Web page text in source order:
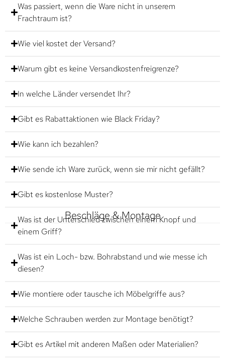
Was passiert, wenn die Ware nicht in unserem
Frachtraum ist?
Wie viel kostet der Versand?
Warum gibt es keine Versandkostenfreigrenze?
In welche Länder versendet Ihr?
Gibt es Rabattaktionen wie Black Friday?
Wie kann ich bezahlen?
Wie sende ich Ware zurück, wenn sie mir nicht gefällt?
Gibt es kostenlose Muster?
Beschläge & Montage
Was ist der Unterschied zwischen einem Knopf und
einem Griff?
Was ist ein Loch- bzw. Bohrabstand und wie messe ich
diesen?
Wie montiere oder tausche ich Möbelgriffe aus?
Welche Schrauben werden zur Montage benötigt?
Gibt es Artikel mit anderen Maßen oder Materialien?